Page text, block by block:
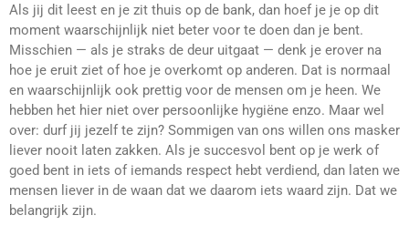
Als jij dit leest en je zit thuis op de bank, dan hoef je je op dit
moment waarschijnlijk niet beter voor te doen dan je bent.
Misschien — als je straks de deur uitgaat — denk je erover na
hoe je eruit ziet of hoe je overkomt op anderen. Dat is normaal
en waarschijnlijk ook prettig voor de mensen om je heen. We
hebben het hier niet over persoonlijke hygiëne enzo. Maar wel
over: durf jij jezelf te zijn? Sommigen van ons willen ons masker
liever nooit laten zakken. Als je succesvol bent op je werk of
goed bent in iets of iemands respect hebt verdiend, dan laten we
mensen liever in de waan dat we daarom iets waard zijn. Dat we
belangrijk zijn.